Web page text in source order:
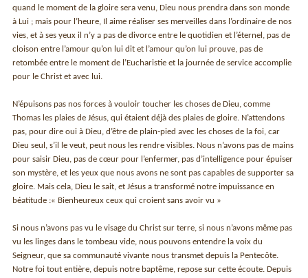
quand le moment de la gloire sera venu, Dieu nous prendra dans son monde
à Lui ; mais pour l’heure, Il aime réaliser ses merveilles dans l’ordinaire de nos
vies, et à ses yeux il n’y a pas de divorce entre le quotidien et l’éternel, pas de
cloison entre l’amour qu’on lui dit et l’amour qu’on lui prouve, pas de
retombée entre le moment de l’Eucharistie et la journée de service accomplie
pour le Christ et avec lui.
N’épuisons pas nos forces à vouloir toucher les choses de Dieu, comme
Thomas les plaies de Jésus, qui étaient déjà des plaies de gloire. N’attendons
pas, pour dire oui à Dieu, d’être de plain‑pied avec les choses de la foi, car
Dieu seul, s’il le veut, peut nous les rendre visibles. Nous n’avons pas de mains
pour saisir Dieu, pas de cœur pour l’enfermer, pas d’intelligence pour épuiser
son mystère, et les yeux que nous avons ne sont pas capables de supporter sa
gloire. Mais cela, Dieu le sait, et Jésus a transformé notre impuissance en
béatitude :« Bien­heureux ceux qui croient sans avoir vu »
Si nous n’avons pas vu le visage du Christ sur terre, si nous n’avons même pas
vu les linges dans le tombeau vide, nous pouvons entendre la voix du
Seigneur, que sa communauté vivante nous transmet depuis la Pentecôte.
Notre foi tout entière, depuis notre baptême, repose sur cette écoute. Depuis